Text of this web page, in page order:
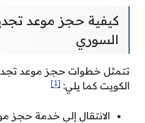
كيفية حجز موعد
السوري
تتمثل خطوات حجز موعد
الكويت كما يلي: [1]
الانتقال إلى خدمة حجز